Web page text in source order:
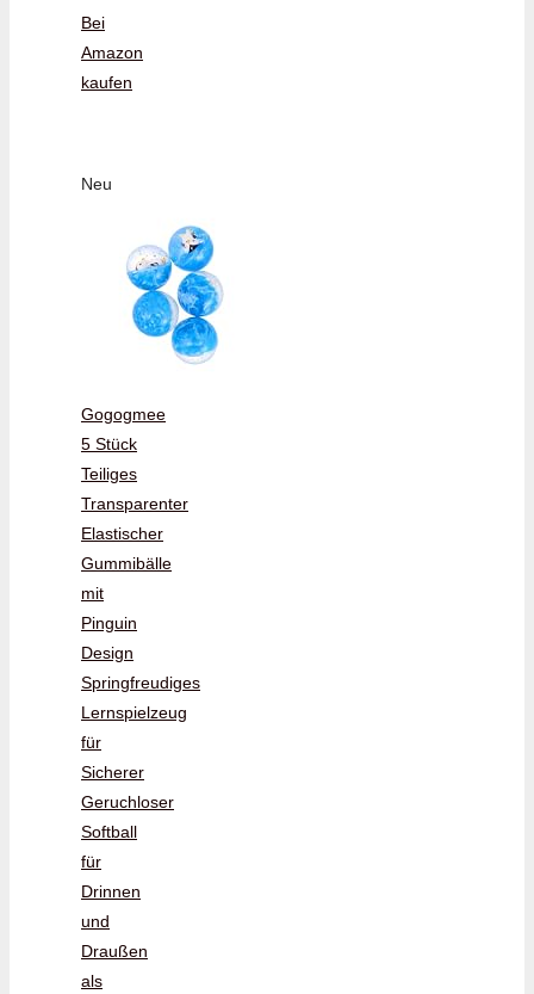
Bei
Amazon
kaufen
Neu
Gogogmee
5 Stück
Teiliges
Transparenter
Elastischer
Gummibälle
mit
Pinguin
Design
Springfreudiges
Lernspielzeug
für
Sicherer
Geruchloser
Softball
für
Drinnen
und
Draußen
als